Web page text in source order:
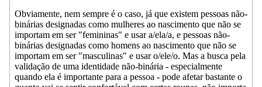
Obviamente, nem sempre é o caso, já que existem pessoas não-
binárias designadas como mulheres ao nascimento que não se
importam em ser "femininas" e usar a/ela/a, e pessoas não-
binárias designadas como homens ao nascimento que não se
importam em ser "masculinas" e usar o/ele/o. Mas a busca pela
validação de uma identidade não-binária - especialmente
quando ela é importante para a pessoa - pode afetar bastante o